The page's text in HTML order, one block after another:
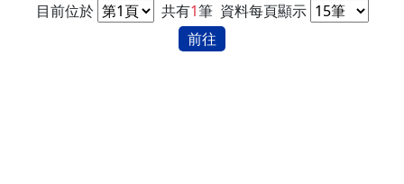
目前位於 共有1筆 資料每頁顯示
前往